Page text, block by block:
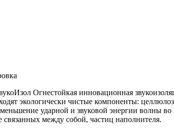
Огнестойкая инновационная
экологически чистые компоненты:
ударной и звуковой энергии волны во
между собой, частиц наполнителя.